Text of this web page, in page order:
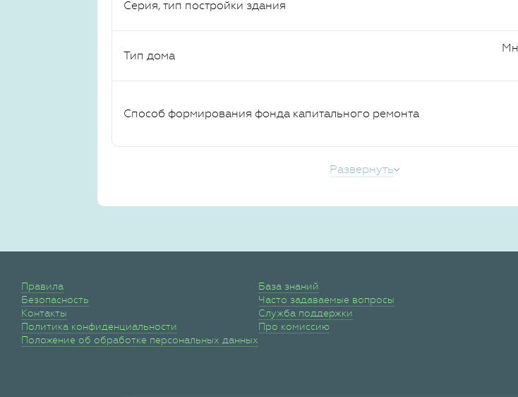
Серия, тип постройки здания
Тип дома
Способ формирования фонда капитального ремонта
Развернуть
Правила
Безопасность
Контакты
Политика конфиденциальности
Положение об обработке персональных данных
База знаний
Часто задаваемые вопросы
Служба поддержки
Про комиссию